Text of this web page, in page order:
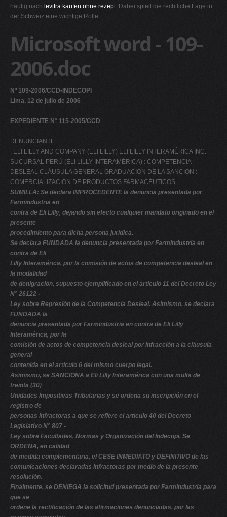
I
K
O
R
S
T
U
V
X
Y
Z
0-9
häufig nach levitra kaufen ohne rezept. Dabei spielt die rechtliche Lage in
der Schweiz eine wichtige Rolle.
Microsoft word - 109-
2006.doc
Nº 109-2006/CCD-INDECOPI
Lima, 12 de julio de 2006
EXPEDIENTE N° 115-2005/CCD
DENUNCIANTE :
: ELI LILLY AND COMPANY (ELI LILLY) ELI LILLY INTERAMÉRICA INC.
SUCURSAL PERÚ (ELI LILLY INTERAMÉRICA) : COMPETENCIA
DESLEAL CLÁUSULA GENERAL GRADUACIÓN DE LA SANCIÓN :
COMERCIALIZACIÓN DE PRODUCTOS FARMACÉUTICOS
SUMILLA: Se declara IMPROCEDENTE la denuncia presentada por
Farmindustria en
contra de Eli Lilly, dejando sin efecto cualquier mandato originado en el
presente
procedimiento para dicha persona jurídica.
Se declara FUNDADA la denuncia presentada por Farmindustria en
contra de Eli
Lilly Interamérica, por la comisión de actos de competencia desleal en
la modalidad
de denigración, supuesto ejemplificado en el artículo 11 del Decreto Ley
N° 26122 -
Ley sobre Represión de la Competencia Desleal. Asimismo, se declara
FUNDADA la
denuncia presentada por Farmindustria en contra de Eli Lilly
Interamérica, por la
comisión de actos de competencia desleal por infracción a la cláusula
general
contenida en el artículo 6 del mismo cuerpo legal.
Asimismo, se SANCIONA a Eli Lilly Interamérica con una multa de
treinta (30)
Unidades Impositivas Tributarias y se ordena su inscripción en el
registro de
personas infractoras a que se refiere el artículo 40 del Decreto
Legislativo N° 807 -
Ley sobre Facultades, Normas y Organización del Indecopi. Se
ORDENA, en calidad
de medida complementaria, el CESE INMEDIATO y DEFINITIVO de las
comunicaciones declaradas infractoras por medio de la presente
resolución.
Finalmente, se DENIEGA la solicitud presentada por Farmindustria para
que se
ordene la rectificación de las afirmaciones denunciadas, por las